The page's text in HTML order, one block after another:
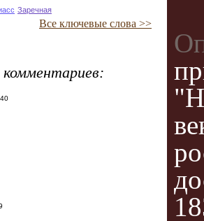
Заречная
Все ключевые слова >>
комментариев: